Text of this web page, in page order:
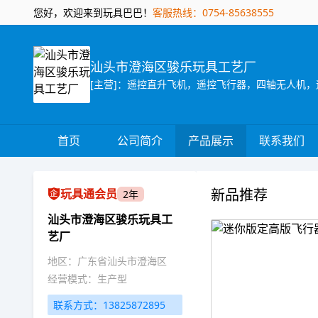
您好，欢迎来到玩具巴巴！ 客服热线：0754-85638555
汕头市澄海区骏乐玩具工艺厂
[主营]：遥控直升飞机，遥控飞行器，四轴无人机
首页 公司简介 产品展示 联系我们
玩具通会员 2年
汕头市澄海区骏乐玩具工
艺厂
地区：广东省汕头市澄海区
经营模式：生产型
联系方式：13825872895
新品推荐